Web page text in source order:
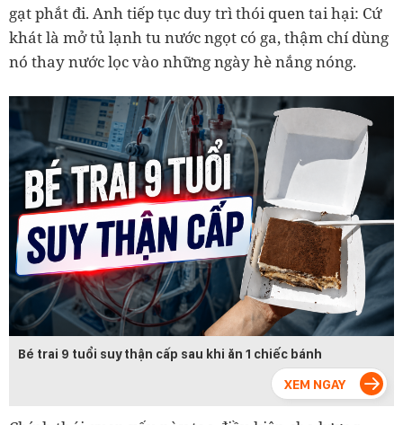
gạt phắt đi. Anh tiếp tục duy trì thói quen tai hại: Cứ
khát là mở tủ lạnh tu nước ngọt có ga, thậm chí dùng
nó thay nước lọc vào những ngày hè nắng nóng.
Bé trai 9 tuổi suy thận cấp sau khi ăn 1 chiếc bánh